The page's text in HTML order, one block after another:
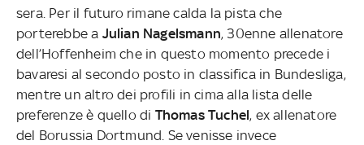
sera. Per il futuro rimane calda la pista che
porterebbe a Julian Nagelsmann, 30enne allenatore
dell’Hoffenheim che in questo momento precede i
bavaresi al secondo posto in classifica in Bundesliga,
mentre un altro dei profili in cima alla lista delle
preferenze è quello di Thomas Tuchel, ex allenatore
del Borussia Dortmund. Se venisse invece